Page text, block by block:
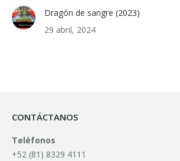
Dragón de sangre (2023)
29 abril, 2024
CONTÁCTANOS
Teléfonos
+52 (81) 8329 4111